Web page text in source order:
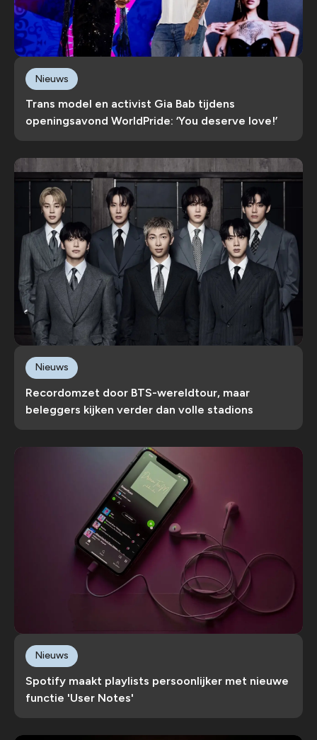
Trans model en activist Gia Bab tijdens
openingsavond WorldPride: ‘You deserve love!’
Nieuws
Recordomzet door BTS-wereldtour, maar
beleggers kijken verder dan volle stadions
Nieuws
Spotify maakt playlists persoonlijker met nieuwe
functie 'User Notes'
Nieuws